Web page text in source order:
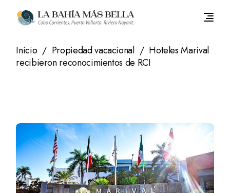
contenido
Inicio Propiedad vacacional
Hoteles Marival
recibieron reconocimientos de RCI